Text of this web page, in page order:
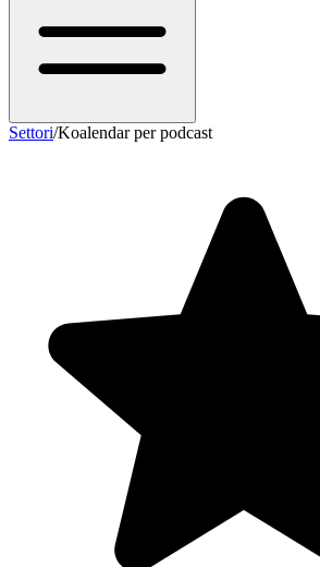
Settori/Koalendar per podcast